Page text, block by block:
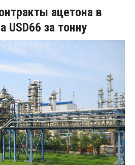
ацетона в
за тонну